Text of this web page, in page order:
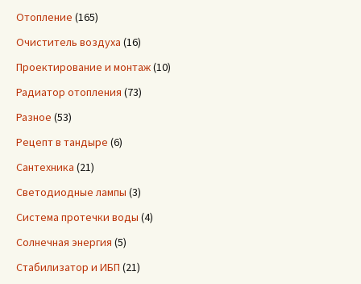
Отопление (165)
Очиститель воздуха (16)
Проектирование и монтаж(10)
Радиатор отопления (73)
Разное (53)
Рецепт в тандыре (6)
Сантехника (21)
Светодиодные лампы (3)
Система протечки воды (4)
Солнечная энергия (5)
Стабилизатор и ИБП (21)